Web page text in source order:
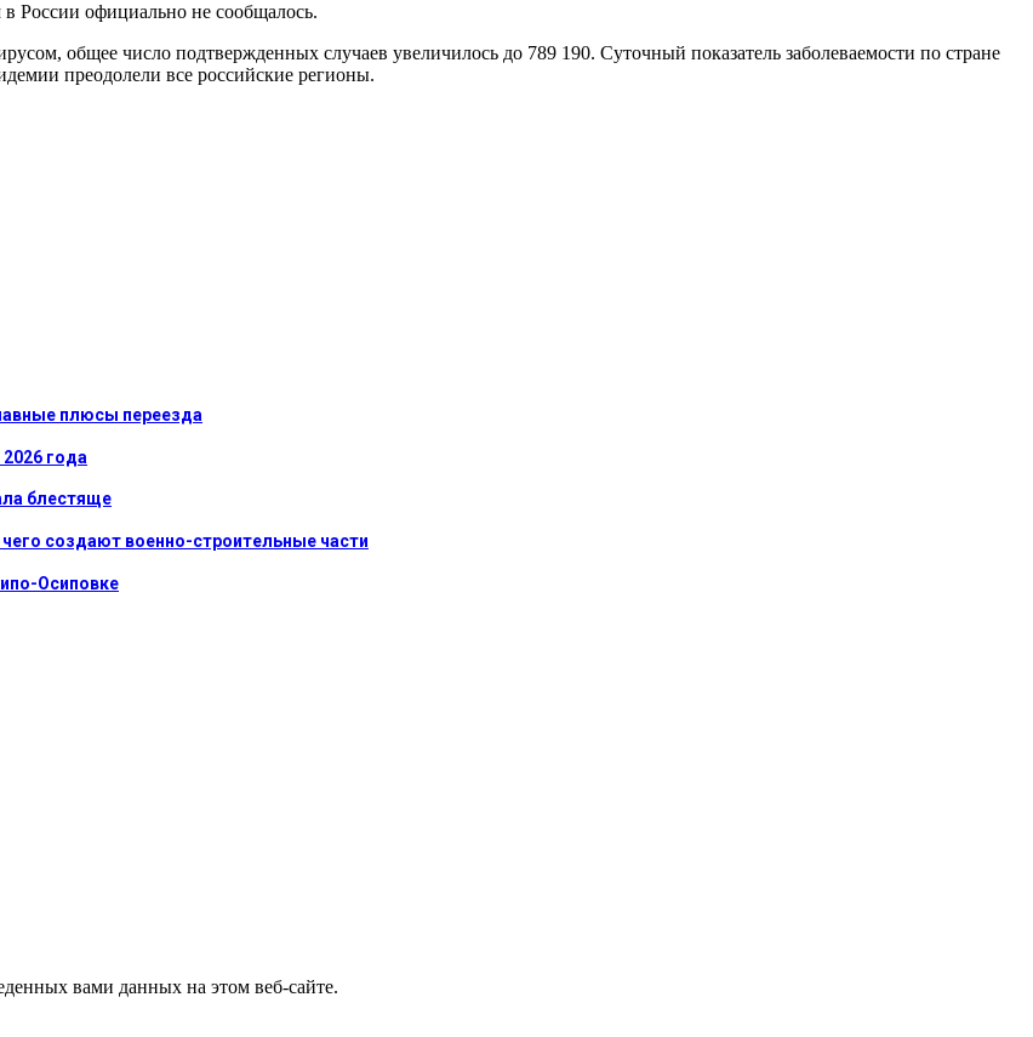
России официально не сообщалось.
общее число подтвержденных случаев увеличилось до 789 190. Суточный показатель заболеваемости по стране
преодолели все российские регионы.
плюсы переезда
года
блестяще
создают военно-строительные части
Осиповке
вами данных на этом веб-сайте.